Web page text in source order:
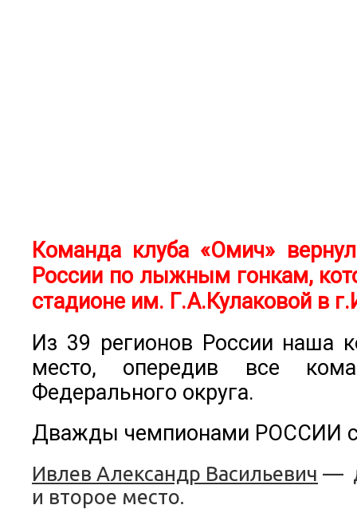
Команда клуба «Омич»
России по лыжным гонкам,
стадионе им. Г.А.Кулаковой в
Из 39 регионов России наша
место, опередив все
Федерального округа.
Дважды чемпионами РОССИИ
Ивлев Александр Васильевич —
и второе место.